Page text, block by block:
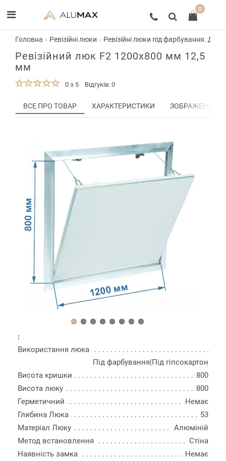
0
Головна Ревізійні люки Ревізійні люки під фарбування.
Ревізійний люк F2 1200x800 мм 12,5
мм
0 з 5 Відгуків: 0
ВСЕ ПРО ТОВАР ХАРАКТЕРИСТИКИ ЗОБРАЖЕННЯ
:
Використання люка
Під фарбування|Під гіпсокартон
Висота кришки
800
Висота люку
800
Герметичний
Немає
Глибина Люка
53
Матеріал Люку
Алюміній
Метод встановлення
Стіна
Наявність замка
Немає